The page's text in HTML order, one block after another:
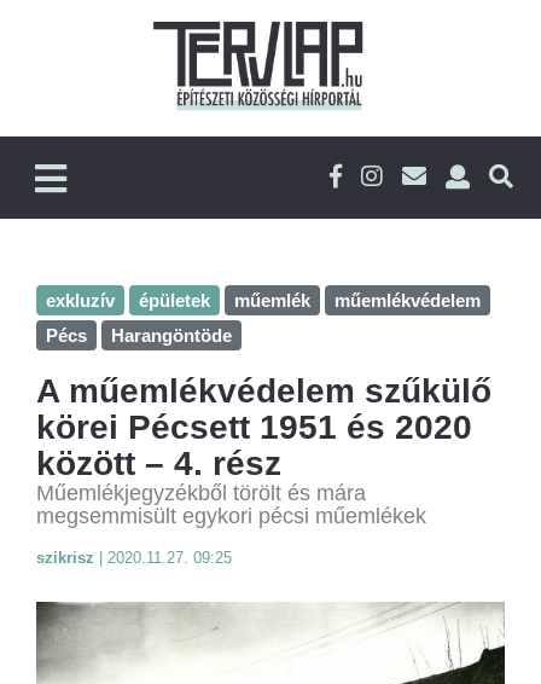
exkluzív épületek műemlék
műemlékvédelem
Pécs
Harangöntöde
A műemlékvédelem szűkülő
körei Pécsett 1951 és 2020
között – 4. rész
Műemlékjegyzékből törölt és mára
megsemmisült egykori pécsi műemlékek
szikrisz 2020.11.27. 09:25